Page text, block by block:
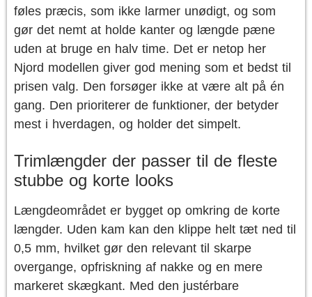
føles præcis, som ikke larmer unødigt, og som
gør det nemt at holde kanter og længde pæne
uden at bruge en halv time. Det er netop her
Njord modellen giver god mening som et bedst til
prisen valg. Den forsøger ikke at være alt på én
gang. Den prioriterer de funktioner, der betyder
mest i hverdagen, og holder det simpelt.
Trimlængder der passer til de fleste
stubbe og korte looks
Længdeområdet er bygget op omkring de korte
længder. Uden kam kan den klippe helt tæt ned til
0,5 mm, hvilket gør den relevant til skarpe
overgange, opfriskning af nakke og en mere
markeret skægkant. Med den justérbare